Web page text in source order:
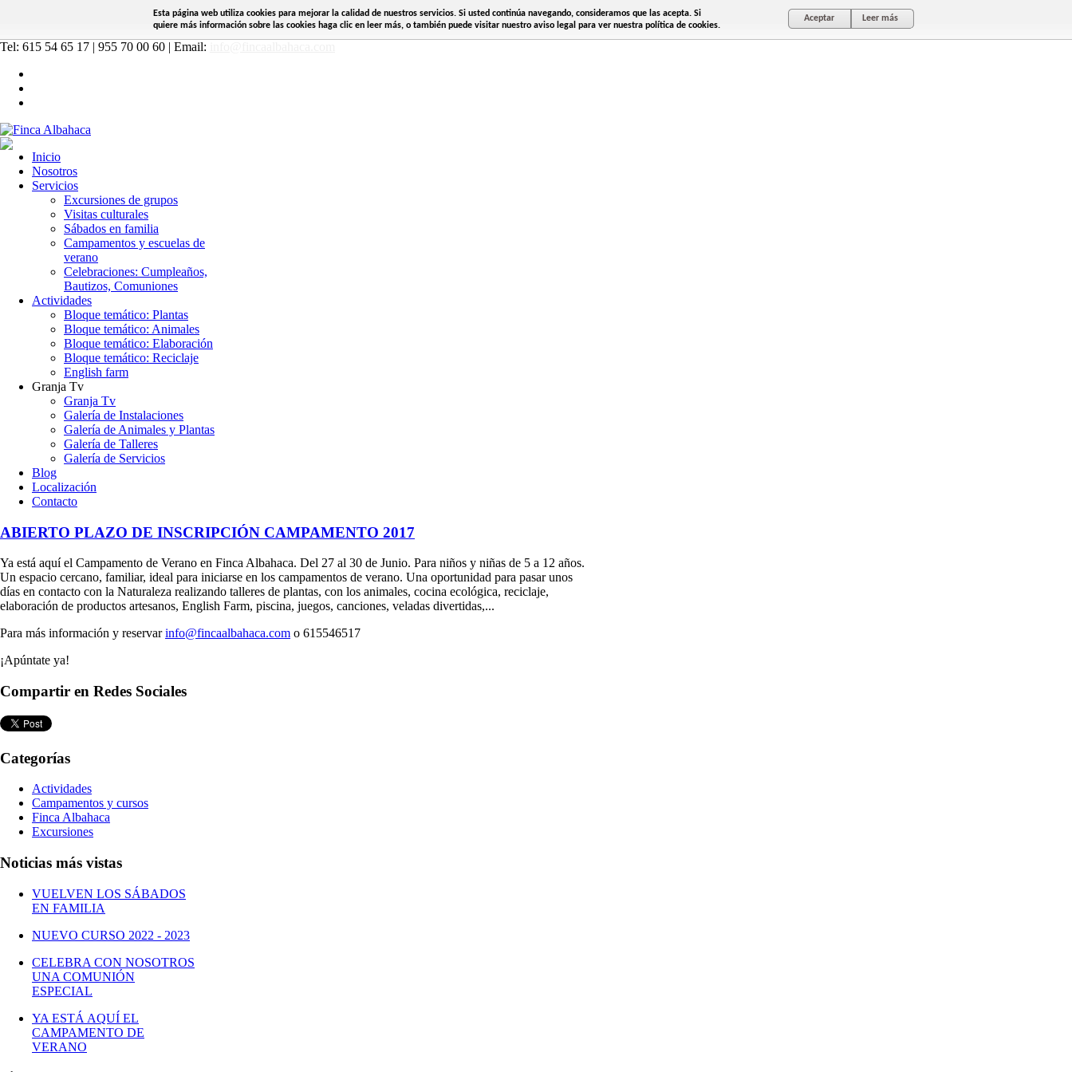
Esta página web utiliza cookies para mejorar la calidad de nuestros servicios. Si usted continúa navegando, consideramos que las acepta. Si
quiere más información sobre las cookies haga clic en leer más, o también puede visitar nuestro aviso legal para ver nuestra política de cookies.
Aceptar Leer más
Tel: 615 54 65 17 | 955 70 00 60 | Email:
Inicio
Nosotros
Servicios
Excursiones de grupos
Visitas culturales
Sábados en familia
Campamentos y escuelas de
verano
Celebraciones: Cumpleaños,
Bautizos, Comuniones
Actividades
Bloque temático: Plantas
Bloque temático: Animales
Bloque temático: Elaboración
Bloque temático: Reciclaje
English farm
Granja Tv
Granja Tv
Galería de Instalaciones
Galería de Animales y Plantas
Galería de Talleres
Galería de Servicios
Blog
Localización
Contacto
ABIERTO PLAZO DE INSCRIPCIÓN CAMPAMENTO 2017
Ya está aquí el Campamento de Verano en Finca Albahaca. Del 27 al 30 de Junio. Para niños y niñas de 5 a 12 años.
Un espacio cercano, familiar, ideal para iniciarse en los campamentos de verano. Una oportunidad para pasar unos
días en contacto con la Naturaleza realizando talleres de plantas, con los animales, cocina ecológica, reciclaje,
elaboración de productos artesanos, English Farm, piscina, juegos, canciones, veladas divertidas,...
Para más información y reservarinfo@fincaalbahaca.com o 615546517
¡Apúntate ya!
Compartir en Redes Sociales
Categorías
Actividades
Campamentos y cursos
Finca Albahaca
Excursiones
Noticias más vistas
VUELVEN LOS SÁBADOS
EN FAMILIA
NUEVO CURSO 2022 - 2023
CELEBRA CON NOSOTROS
UNA COMUNIÓN
ESPECIAL
YA ESTÁ AQUÍ EL
CAMPAMENTO DE
VERANO